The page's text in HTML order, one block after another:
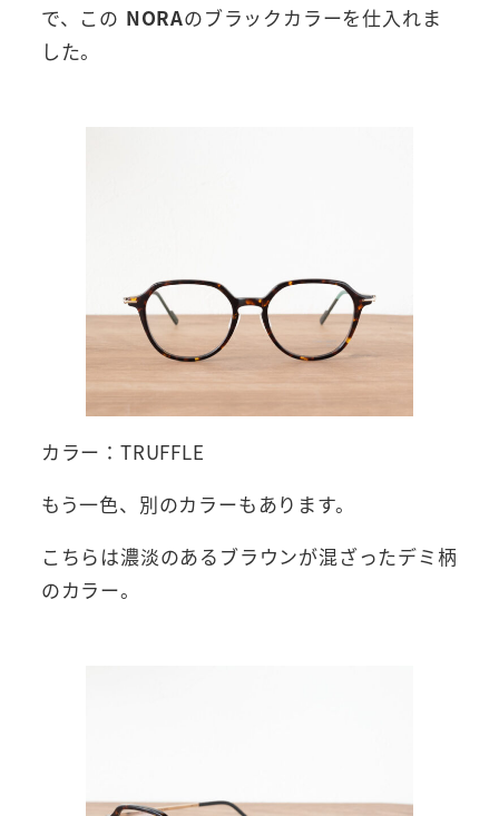
で、この NORAのブラックカラーを仕入れま
した。
カラー：TRUFFLE
もう一色、別のカラーもあります。
こちらは濃淡のあるブラウンが混ざったデミ柄
のカラー。